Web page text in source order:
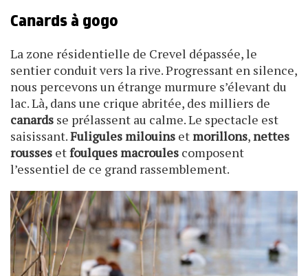
Canards à gogo
La zone résidentielle de Crevel dépassée, le
sentier conduit vers la rive. Progressant en silence,
nous percevons un étrange murmure s’élevant du
lac. Là, dans une crique abritée, des milliers de
canards se prélassent au calme. Le spectacle est
saisissant.Fuligules milouins etmorillons,nettes
rousses etfoulques macroules composent
l’essentiel de ce grand rassemblement.